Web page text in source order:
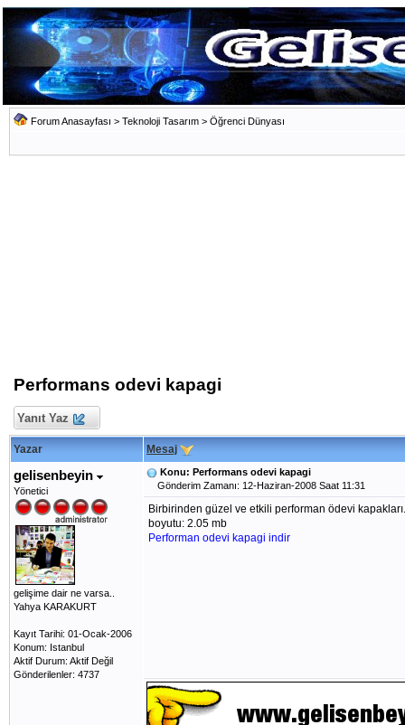
Forum Anasayfası > Teknoloji Tasarım > Öğrenci Dünyası
Performans odevi kapagi
Yanıt Yaz
Yazar Mesaj
gelisenbeyin
Yönetici
gelişime dair ne varsa..
Yahya KARAKURT
Kayıt Tarihi: 01-Ocak-2006
Konum: Istanbul
Aktif Durum: Aktif Değil
Gönderilenler: 4737
Konu: Performans odevi kapagi
Gönderim Zamanı: 12-Haziran-2008 Saat 11:31
Birbirinden güzel ve etkili performan ödevi
boyutu: 2.05 mb
Performan odevi kapagi indir